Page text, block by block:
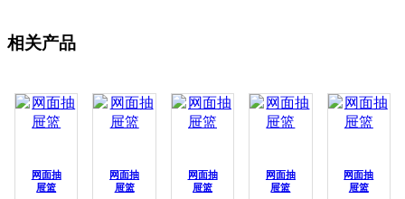
相关产品
网面抽
屉篮
网面抽
屉篮
网面抽
屉篮
网面抽
屉篮
网面抽
屉篮